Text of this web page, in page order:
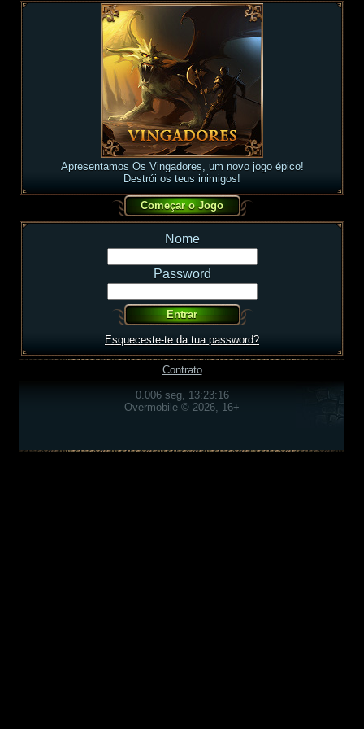
Apresentamos Os Vingadores, um novo jogo épico!
Destrói os teus inimigos!
Nome
Password
Esqueceste-te da tua password?
Contrato
0.006 seg, 13:23:16
Overmobile © 2026, 16+